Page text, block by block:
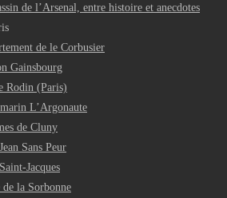
de l’Arsenal, entre histoire et anecdotes
de le Corbusier
Gainsbourg
Rodin (Paris)
L’Argonaute
de Cluny
Sans Peur
Jacques
la Sorbonne